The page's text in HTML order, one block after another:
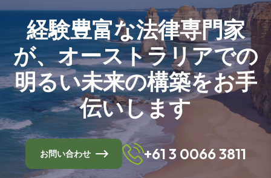
経験豊富な法律専門家
が、オーストラリアでの
明るい未来の構築をお手
伝いします
お問い合わせ +61 3 0066 3811